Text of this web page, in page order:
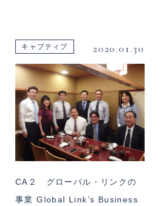
キャプティブ 2020.01.30
CA２ グローバル・リンクの
事業 Global Link’s Business